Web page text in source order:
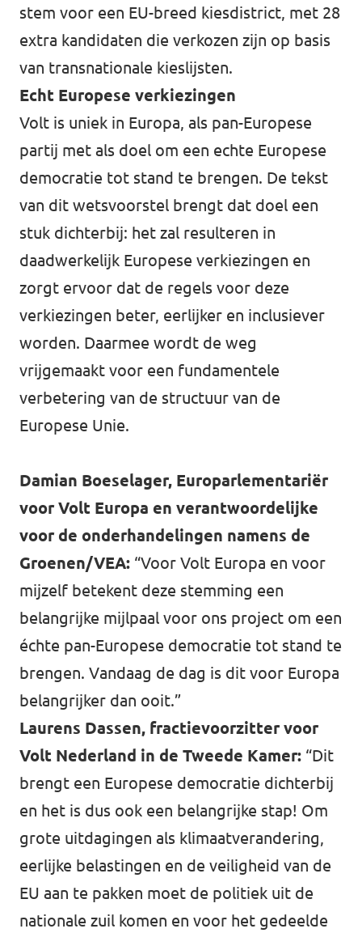
stem voor een EU-breed kiesdistrict, met 28
extra kandidaten die verkozen zijn op basis
van transnationale kieslijsten.
Echt Europese verkiezingen
Volt is uniek in Europa, als pan-Europese
partij met als doel om een echte Europese
democratie tot stand te brengen. De tekst
van dit wetsvoorstel brengt dat doel een
stuk dichterbij: het zal resulteren in
daadwerkelijk Europese verkiezingen en
zorgt ervoor dat de regels voor deze
verkiezingen beter, eerlijker en inclusiever
worden. Daarmee wordt de weg
vrijgemaakt voor een fundamentele
verbetering van de structuur van de
Europese Unie.
Damian Boeselager, Europarlementariër
voor Volt Europa en verantwoordelijke
voor de onderhandelingen namens de
Groenen/VEA: “Voor Volt Europa en voor
mijzelf betekent deze stemming een
belangrijke mijlpaal voor ons project om een
échte pan-Europese democratie tot stand te
brengen. Vandaag de dag is dit voor Europa
belangrijker dan ooit.”
Laurens Dassen, fractievoorzitter voor
Volt Nederland in de Tweede Kamer: “Dit
brengt een Europese democratie dichterbij
en het is dus ook een belangrijke stap! Om
grote uitdagingen als klimaatverandering,
eerlijke belastingen en de veiligheid van de
EU aan te pakken moet de politiek uit de
nationale zuil komen en voor het gedeelde